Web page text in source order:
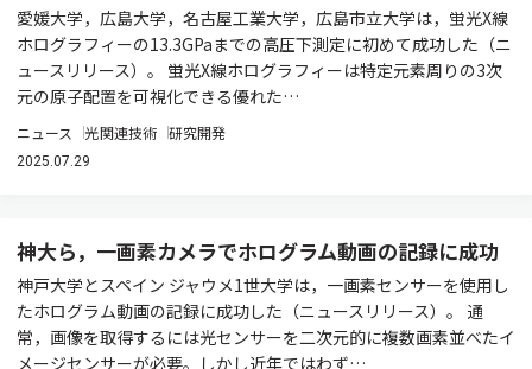
愛媛大学，広島大学，名古屋工業大学，広島市立大学は，蛍光X線
ホログラフィーの13.3GPaまでの高圧下測定に初めて成功した（ニ
ュースリリース）。 蛍光X線ホログラフィーは特定元素周りの3次
元の原子配置を可視化できる優れた…
ニュース 光関連技術 研究開発
2025.07.29
神大ら，一画素カメラでホログラム動画の記録に成功
神戸大学とスペイン ジャウメ1世大学は，一画素センサーを使用し
たホログラム動画の記録に成功した（ニュースリリース）。 通
常，画像を取得するには光センサーを二次元的に複数画素並べたイ
メージセンサーが必要。しかし近年ではわず…